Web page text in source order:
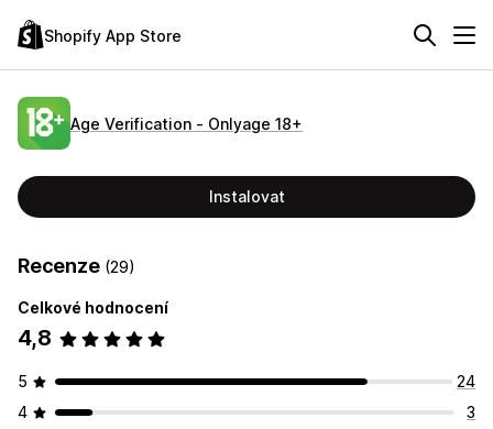
Shopify App Store
Age Verification ‑ Onlyage 18+
Instalovat
Recenze (29)
Celkové hodnocení
4,8
5
24
4
3